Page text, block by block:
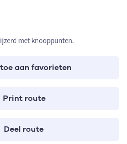
met knooppunten.
aan favorieten
Print route
Deel route